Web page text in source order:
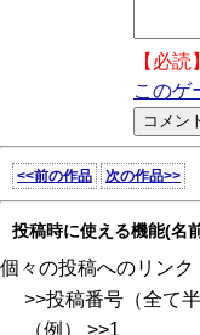
【必読】
このゲ
<<前の作品 次の作品>>
投稿時に使える機能(名
個々の投稿へのリンク
>>投稿番号（全て半
（例） >>1